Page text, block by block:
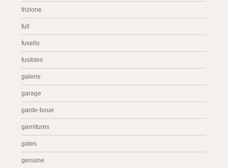
frizione
full
fusello
fusibles
galerie
garage
garde-boue
garnitures
gates
genuine